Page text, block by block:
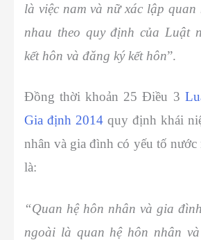
là việc nam và nữ xác lập quan
nhau theo quy định của Luật
kết hôn và đăng ký kết hôn”.
Đồng thời khoản 25 Điều 3
Gia định 2014 quy định khái
nhân và gia đình có yếu tố nước
là:
“Quan hệ hôn nhân và gia
ngoài là quan hệ hôn nhân